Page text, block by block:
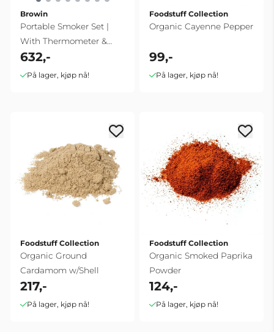
Browin
Portable Smoker Set |
With Thermometer &
Wood Chips
632,-
På lager, kjøp nå!
Foodstuff Collection
Organic Cayenne Pepper
99,-
På lager, kjøp nå!
Foodstuff Collection
Organic Ground
Cardamom w/Shell
217,-
På lager, kjøp nå!
Foodstuff Collection
Organic Smoked Paprika
Powder
124,-
På lager, kjøp nå!